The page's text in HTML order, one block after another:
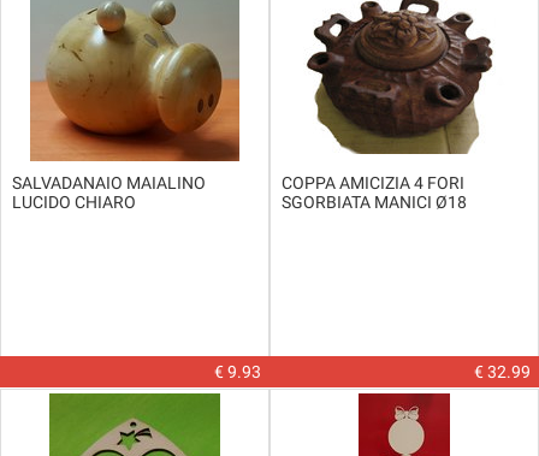
SALVADANAIO MAIALINO
LUCIDO CHIARO
€ 9.93
COPPA AMICIZIA 4 FORI
SGORBIATA MANICI Ø18
€ 32.99